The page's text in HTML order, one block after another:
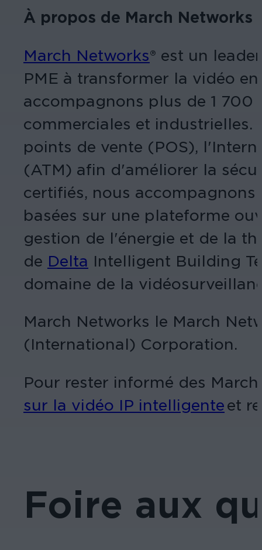
À propos de March Networks
March Networks® est un
PME à transformer la vidéo
accompagnons plus de 1
commerciales et
points de vente (POS),
(ATM) afin d'améliorer la
certifiés, nous
basées sur une plateforme
gestion de l'énergie et de la
de Delta Intelligent Building
domaine de la
March Networks le March
(International) Corporation.
Pour rester informé des
sur la vidéo IP intelligenteet
Foire aux